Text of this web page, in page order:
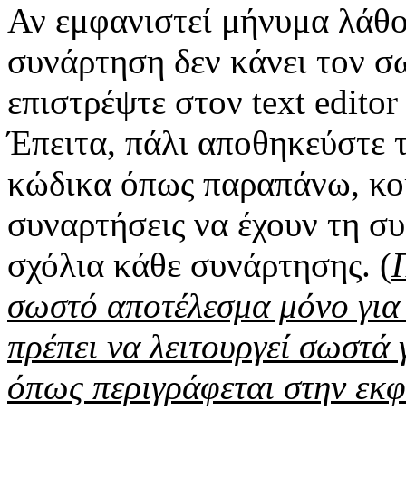
Αν εμφανιστεί μήνυμα
συνάρτηση δεν κάνει τον
επιστρέψτε στον text
Έπειτα, πάλι αποθηκεύστε
κώδικα όπως παραπάνω,
συναρτήσεις να έχουν τη
σχόλια κάθε συνάρτησης. (
σωστό αποτέλεσμα μόνο
πρέπει να λειτουργεί
όπως περιγράφεται στην